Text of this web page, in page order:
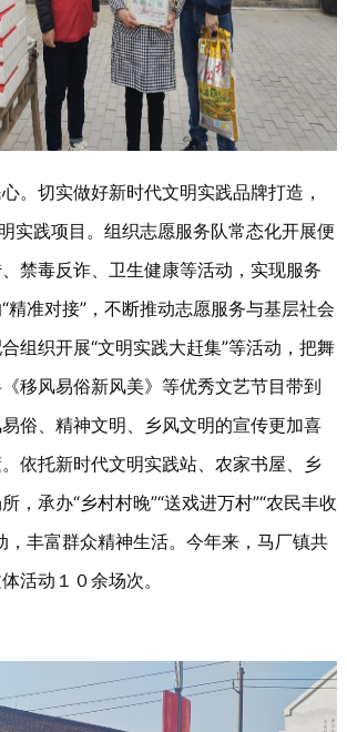
。切实做好新时代文明实践品牌打造，
实践项目。组织志愿服务队常态化开展便
禁毒反诈、卫生健康等活动，实现服务
精准对接”，不断推动志愿服务与基层社会
组织开展“文明实践大赶集”等活动，把舞
移风易俗新风美》等优秀文艺节目带到
俗、精神文明、乡风文明的宣传更加喜
依托新时代文明实践站、农家书屋、乡
，承办“乡村村晚”“送戏进万村”“农民丰收
，丰富群众精神生活。今年来，马厂镇共
活动１０余场次。